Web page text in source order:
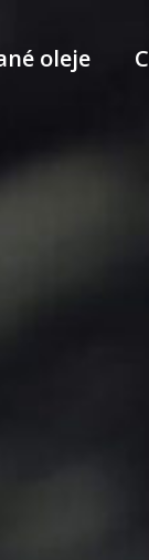
oleje